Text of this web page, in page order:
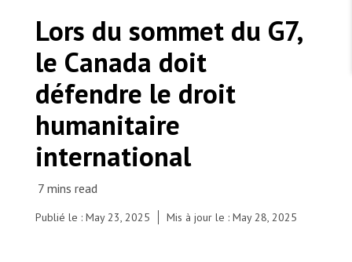
Les États négligent leur obligation de protéger les
personnes civiles et les services de santé en temps
de guerre
Urgence Ebola
Séismes au Venezuela : conséquences et intervention
de MSF
Dons des fondations
Partenariat d’entreprise
Les Amis de MSF
Travailler avec MSF
Travailler à l’étranger
Travailler au Canada
Des gens marchent dans Santa Cruz, au lendemain
Lors du sommet du G7,
le Canada doit
défendre le droit
humanitaire
international
Publié le : May 23, 2025 Mis à jour le : May 28, 2025